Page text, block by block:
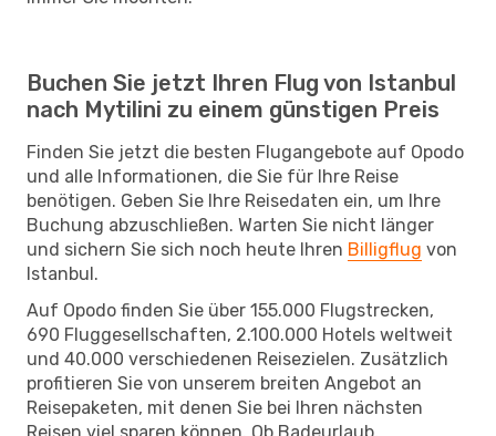
Buchen Sie jetzt Ihren Flug von Istanbul
nach Mytilini zu einem günstigen Preis
Finden Sie jetzt die besten Flugangebote auf Opodo
und alle Informationen, die Sie für Ihre Reise
benötigen. Geben Sie Ihre Reisedaten ein, um Ihre
Buchung abzuschließen. Warten Sie nicht länger
und sichern Sie sich noch heute Ihren Billigflug von
Istanbul.
Auf Opodo finden Sie über 155.000 Flugstrecken,
690 Fluggesellschaften, 2.100.000 Hotels weltweit
und 40.000 verschiedenen Reisezielen. Zusätzlich
profitieren Sie von unserem breiten Angebot an
Reisepaketen, mit denen Sie bei Ihren nächsten